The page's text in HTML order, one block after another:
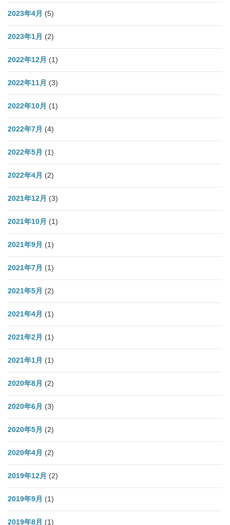
2023年4月 (5)
2023年1月 (2)
2022年12月 (1)
2022年11月 (3)
2022年10月 (1)
2022年7月 (4)
2022年5月 (1)
2022年4月 (2)
2021年12月 (3)
2021年10月 (1)
2021年9月 (1)
2021年7月 (1)
2021年5月 (2)
2021年4月 (1)
2021年2月 (1)
2021年1月 (1)
2020年8月 (2)
2020年6月 (3)
2020年5月 (2)
2020年4月 (2)
2019年12月 (2)
2019年9月 (1)
2019年8月 (1)